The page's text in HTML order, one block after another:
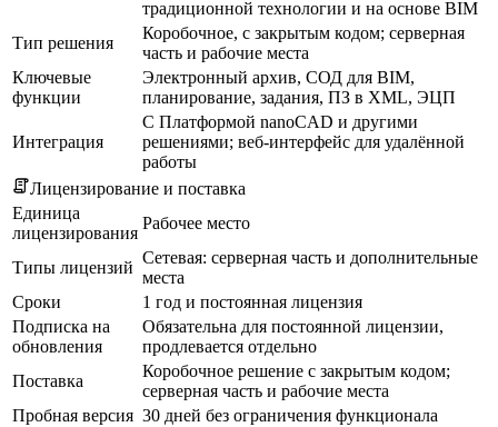
традиционной технологии и на основе BIM
Тип решения
Коробочное, с закрытым кодом; серверная
часть и рабочие места
Ключевые
функции
Электронный архив, СОД для BIM,
планирование, задания, ПЗ в XML, ЭЦП
Интеграция
С Платформой nanoCAD и другими
решениями; веб-интерфейс для удалённой
работы
Лицензирование и поставка
Единица
лицензирования
Рабочее место
Типы лицензий
Сетевая: серверная часть и дополнительные
места
Сроки
1 год и постоянная лицензия
Подписка на
обновления
Обязательна для постоянной лицензии,
продлевается отдельно
Поставка
Коробочное решение с закрытым кодом;
серверная часть и рабочие места
Пробная версия 30 дней без ограничения функционала